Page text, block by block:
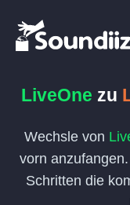
LiveOne zu
Wechsle von
vorn
Schritten die